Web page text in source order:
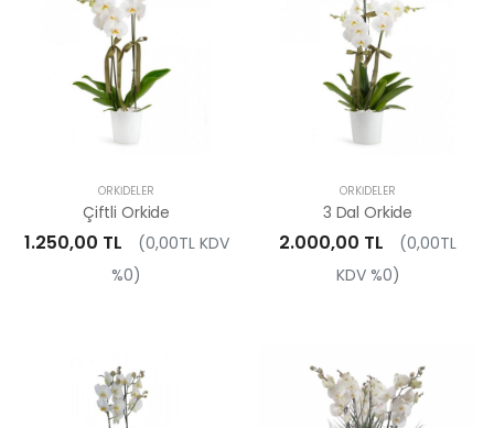
ORKIDELER
Çiftli Orkide
1.250,00 TL
(0,00TL KDV
%0)
ORKIDELER
3 Dal Orkide
2.000,00 TL
(0,00TL
KDV %0)